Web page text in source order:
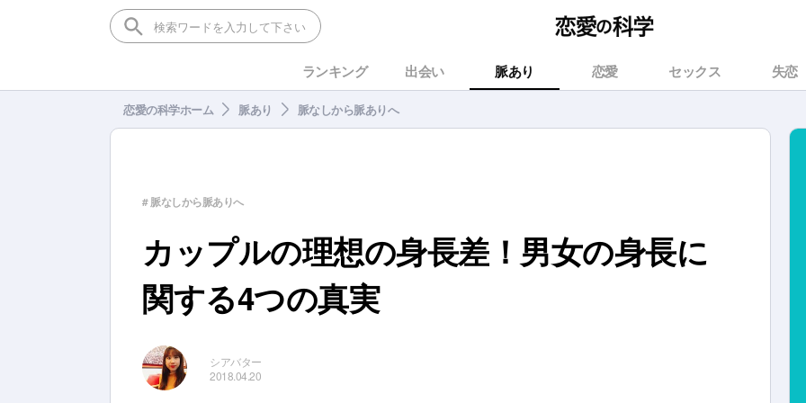
ランキング 出会い 脈あり 恋愛 セックス 失恋
恋愛の科学ホーム 脈あり 脈なしから脈ありへ
# 脈なしから脈ありへ
カップルの理想の身長差！男女の身長に
関する4つの真実
シアバター
2018.04.20